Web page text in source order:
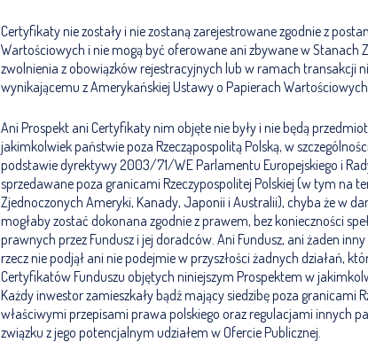
Certyfikaty nie zostały i nie zostaną zarejestrowane zgodnie z
Wartościowych i nie mogą być oferowane ani zbywane w Stanach
zwolnienia z obowiązków rejestracyjnych lub w ramach transakcji
wynikającemu z Amerykańskiej Ustawy o Papierach
Ani Prospekt ani Certyfikaty nim objęte nie były i nie będą
jakimkolwiek państwie poza Rzecząpospolitą Polską, w
podstawie dyrektywy 2003/71/WE Parlamentu Europejskiego i
sprzedawane poza granicami Rzeczypospolitej Polskiej (w tym na
Zjednoczonych Ameryki, Kanady, Japonii i Australii), chyba że w
mogłaby zostać dokonana zgodnie z prawem, bez konieczności
prawnych przez Fundusz i jej doradców. Ani Fundusz, ani żaden
rzecz nie podjął ani nie podejmie w przyszłości żadnych działań,
Certyfikatów Funduszu objętych niniejszym Prospektem w
Każdy inwestor zamieszkały bądź mający siedzibę poza granicami
właściwymi przepisami prawa polskiego oraz regulacjami innych
związku z jego potencjalnym udziałem w Ofercie Publicznej.